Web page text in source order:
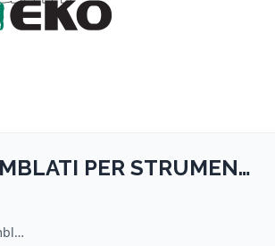
PER STRUMENTI
Cavi assemblati per strumenti musicali